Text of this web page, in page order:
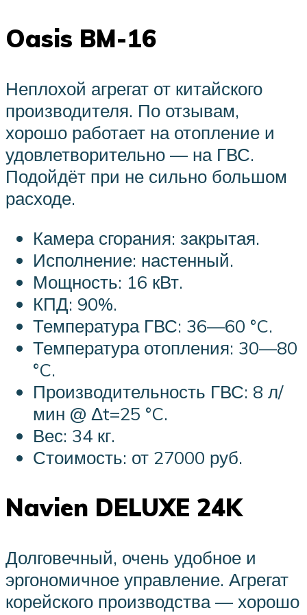
Oasis BM-16
Неплохой агрегат от китайского
производителя. По отзывам,
хорошо работает на отопление и
удовлетворительно — на ГВС.
Подойдёт при не сильно большом
расходе.
Камера сгорания: закрытая.
Исполнение: настенный.
Мощность: 16 кВт.
КПД: 90%.
Температура ГВС: 36—60 °C.
Температура отопления: 30—80
°C.
Производительность ГВС: 8 л/
мин @ Δt=25 °C.
Вес: 34 кг.
Стоимость: от 27000 руб.
Navien DELUXE 24K
Долговечный, очень удобное и
эргономичное управление. Агрегат
корейского производства — хорошо